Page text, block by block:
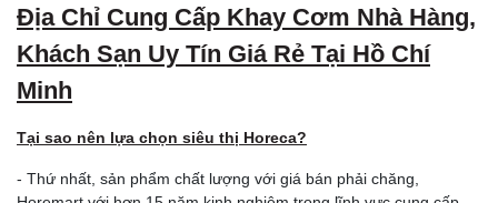
Địa Chỉ Cung Cấp Khay Cơm Nhà Hàng,
Khách Sạn Uy Tín Giá Rẻ Tại Hồ Chí
Minh
Tại sao nên lựa chọn siêu thị Horeca?
- Thứ nhất, sản phẩm chất lượng với giá bán phải chăng,